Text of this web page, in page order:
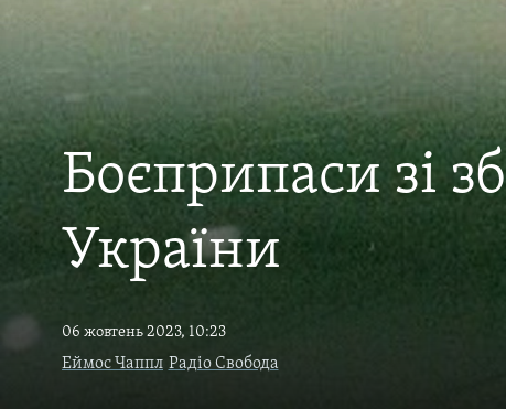
ІНФОГРАФІКА
Боєприпаси зі
України
06 жовтень 2023, 10:23
Еймос Чаппл Радіо Свобода